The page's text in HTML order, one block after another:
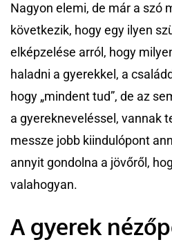
Nagyon elemi, de már a szó
következik, hogy egy ilyen
elképzelése arról, hogy
haladni a gyerekkel, a
hogy „mindent tud”, de az
a gyerekneveléssel, vannak
messze jobb kiindulópont
annyit gondolna a jövőről,
valahogyan.
A gyerek